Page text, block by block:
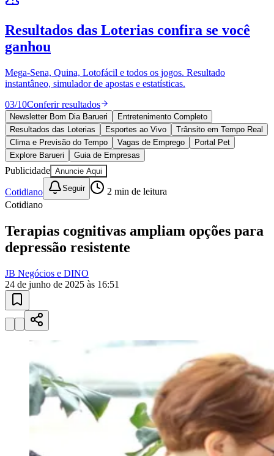
Sport
10 anos de JB novo portal confira as novidades
10 anos de JB
Esportes ao Vivo
atualizadas
Paulistão, Brasileirão, Champions League e mais. Placar em tempo
real, classificação e notícias esportivas.
Acompanhar jogos
Newsletter Bom Dia Barueri
Entretenimento Completo
Resultados das Loterias
Esportes ao Vivo
Trânsito em Tempo Real
Clima e Previsão do Tempo
Vagas de Emprego
Portal Pet
Guia de Empresas